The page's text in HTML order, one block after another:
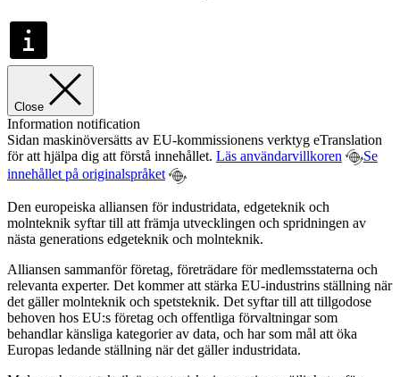
Close
Information notification
Sidan maskinöversätts av EU-kommissionens verktyg eTranslation
för att hjälpa dig att förstå innehållet. Läs användarvillkoren
Se
innehållet på originalspråket
Den europeiska alliansen för industridata, edgeteknik och
molnteknik syftar till att främja utvecklingen och spridningen av
nästa generations edgeteknik och molnteknik.
Alliansen sammanför företag, företrädare för medlemsstaterna och
relevanta experter. Det kommer att stärka EU-industrins ställning när
det gäller molnteknik och spetsteknik. Det syftar till att tillgodose
behoven hos EU:s företag och offentliga förvaltningar som
behandlar känsliga kategorier av data, och har som mål att öka
Europas ledande ställning när det gäller industridata.